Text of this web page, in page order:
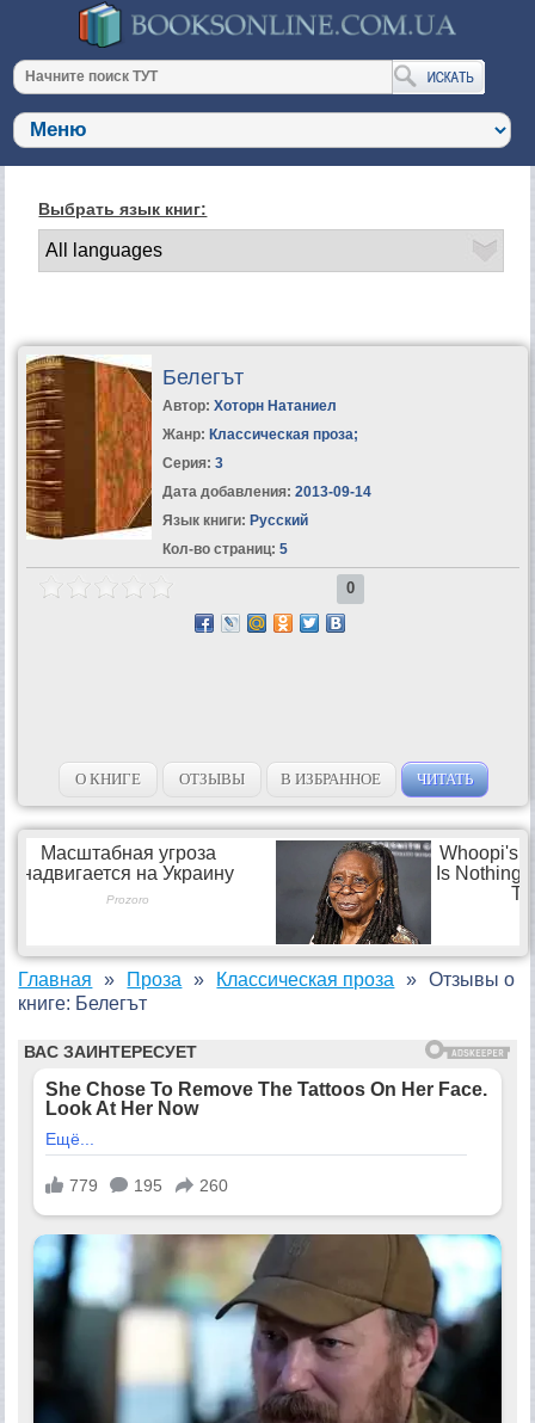
Выбрать язык книг:
Белегът
Автор: Хоторн Натаниел
Жанр: Классическая проза;
Серия: 3
Дата добавления: 2013-09-14
Язык книги: Русский
Кол-во страниц: 5
0
О КНИГЕ ОТЗЫВЫ В ИЗБРАННОЕ ЧИТАТЬ
Главная Проза Классическая проза
Отзывы о
книге: Белегът